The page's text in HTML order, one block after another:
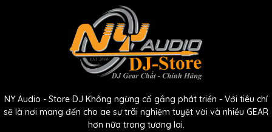
NY Audio - Store DJ Không ngừng cố gắng phát triển - Với tiêu chí
sẽ là nơi mang đến cho ae sự trãi nghiệm tuyệt vời và nhiều GEAR
hơn nữa trong tương lai.